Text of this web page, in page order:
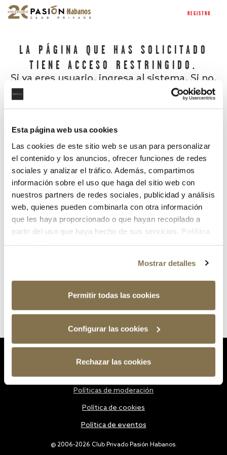
Esta página web usa cookies
Las cookies de este sitio web se usan para personalizar
el contenido y los anuncios, ofrecer funciones de redes
sociales y analizar el tráfico. Además, compartimos
información sobre el uso que haga del sitio web con
nuestros partners de redes sociales, publicidad y análisis
web, quienes pueden combinarla con otra información
que les haya proporcionado o que hayan recopilado a
partir del uso que haya hecho de sus servicios. Política
Mostrar detalles
Permitir todas las cookies
Configurar las cookies
Rechazar las cookies
REGISTRO
LA PÁGINA QUE HAS SOLICITADO
TIENE ACCESO RESTRINGIDO.
Si ya eres usuario, ingresa al sistema. Si no,
¿Has olvidado tu contraseña?
@ 2006-2026 Club Privado Pasión Habanos.
Políticas de moderación
Política de cookies
Política de eventos